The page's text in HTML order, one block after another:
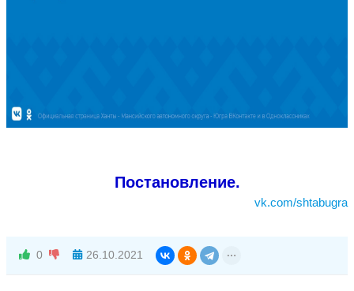
Постановление.
vk.com/shtabugra
0 26.10.2021